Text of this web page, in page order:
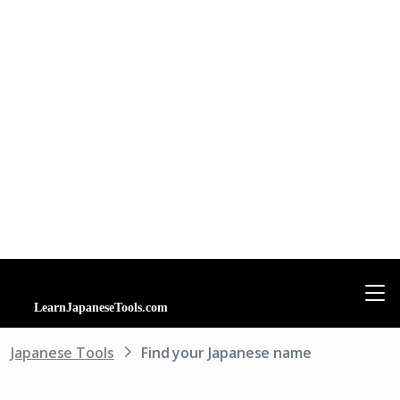
Japanese Tools Find your Japanese name